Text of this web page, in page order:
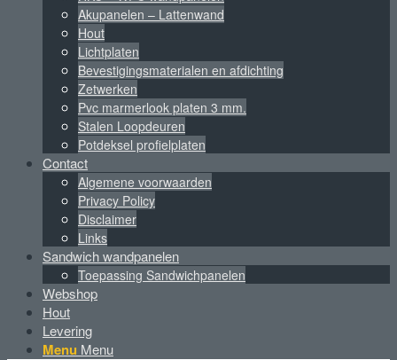
Akupanelen – Lattenwand
Hout
Lichtplaten
Bevestigingsmaterialen en afdichting
Zetwerken
Pvc marmerlook platen 3 mm.
Stalen Loopdeuren
Potdeksel profielplaten
Contact
Algemene voorwaarden
Privacy Policy
Disclaimer
Links
Sandwich wandpanelen
Toepassing Sandwichpanelen
Webshop
Hout
Levering
Menu Menu